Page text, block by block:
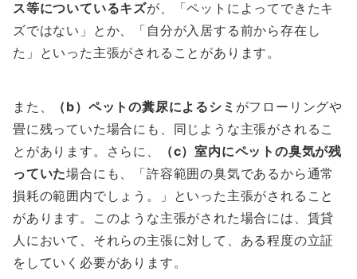
ス等についているキズが、「ペットによってできたキ
ズではない」とか、「自分が入居する前から存在し
た」といった主張がされることがあります。
また、 （b）ペットの糞尿によるシミ がフローリングや
畳に残っていた場合にも、同じような主張がされるこ
とがあります。さらに、
（c）室内にペットの臭気が残
っていた場合にも、「許容範囲の臭気であるから通常
損耗の範囲内でしょう。」といった主張がされること
があります。このような主張がされた場合には、賃貸
人において、それらの主張に対して、ある程度の立証
をしていく必要があります。